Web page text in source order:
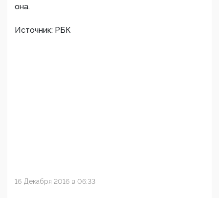
она.
Источник: РБК
16 Декабря 2016 в 06:33